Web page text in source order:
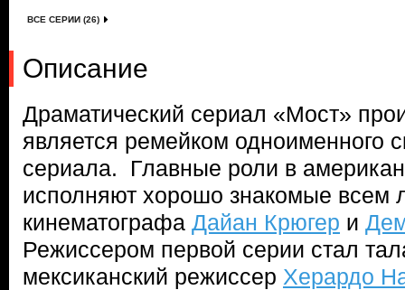
ВСЕ СЕРИИ (26)
Описание
Драматический сериал «Мост»
является ремейком одноименного
сериала. Главные роли в
исполняют хорошо знакомые всем
кинематографа Дайан Крюгер и
Режиссером первой серии стал
мексиканский режиссер Херардо